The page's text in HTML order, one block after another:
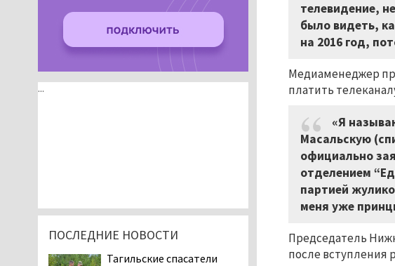
телевидение,
было видеть,
на 2016 год,
Медиаменеджер
платить
«Я
Масальскую
официально
отделением
партией
меня уже
Председатель
после вступления
...
ПОСЛЕДНИЕ НОВОСТИ
Тагильские спасатели